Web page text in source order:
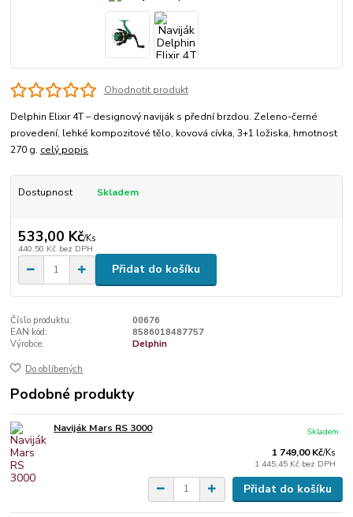
Ohodnotit produkt
Delphin Elixir 4T – designový naviják s přední brzdou. Zeleno-černé
provedení, lehké kompozitové tělo, kovová cívka, 3+1 ložiska, hmotnost
270 g. celý popis
Dostupnost Skladem
533,00 Kč/Ks
440,50 Kč bez DPH
Přidat do košíku
Číslo produktu:
00676
EAN kód:
8586018487757
Výrobce:
Delphin
Do oblíbených
Podobné produkty
Naviják Mars RS 3000
1 749,00 Kč/Ks
1 445,45 Kč bez DPH
Skladem
Přidat do košíku